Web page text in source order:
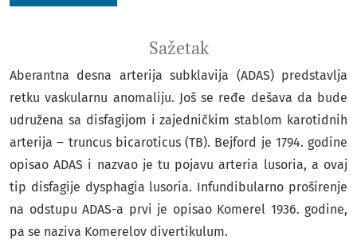
Sažetak
Aberantna desna arterija subklavija (ADAS) predstavlja
retku vaskularnu anomaliju. Još se ređe dešava da bude
udružena sa disfagijom i zajedničkim stablom karotidnih
arterija ‒ truncus bicaroticus (TB). Bejford je 1794. godine
opisao ADAS i nazvao je tu pojavu arteria lusoria, a ovaj
tip disfagije dysphagia lusoria. Infundibularno proširenje
na odstupu ADAS-a prvi je opisao Komerel 1936. godine,
pa se naziva Komerelov divertikulum.